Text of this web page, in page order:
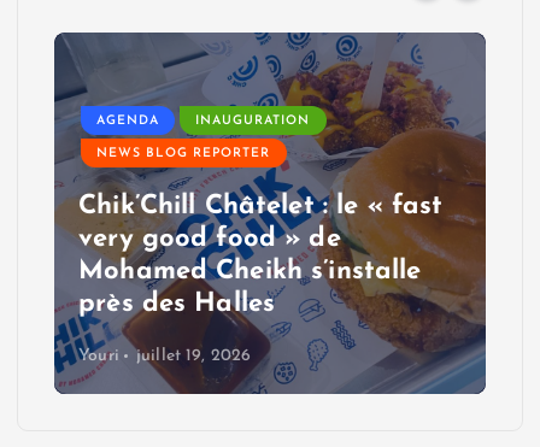
AGENDA INAUGURATION
NEWS BLOG REPORTER
Chik’Chill Châtelet : le « fast
very good food » de
Mohamed Cheikh s’installe
près des Halles
Youri juillet 19, 2026